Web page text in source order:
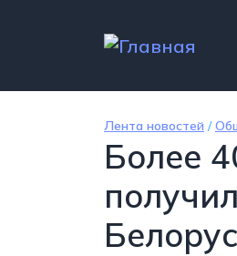
Лента новостей /
Более